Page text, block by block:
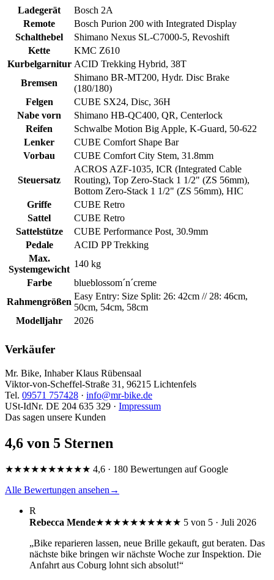
Ladegerät
Bosch 2A
Remote
Bosch Purion 200 with Integrated Display
Schalthebel
Shimano Nexus SL-C7000-5, Revoshift
Kette
KMC Z610
Kurbelgarnitur ACID Trekking Hybrid, 38T
Bremsen
Shimano BR-MT200, Hydr. Disc Brake
(180/180)
Felgen
CUBE SX24, Disc, 36H
Nabe vorn
Shimano HB-QC400, QR, Centerlock
Reifen
Schwalbe Motion Big Apple, K-Guard, 50-622
Lenker
CUBE Comfort Shape Bar
Vorbau
CUBE Comfort City Stem, 31.8mm
Steuersatz
ACROS AZF-1035, ICR (Integrated Cable
Routing), Top Zero-Stack 1 1/2" (ZS 56mm),
Bottom Zero-Stack 1 1/2" (ZS 56mm), HIC
Griffe
CUBE Retro
Sattel
CUBE Retro
Sattelstütze
CUBE Performance Post, 30.9mm
Pedale
ACID PP Trekking
Max.
Systemgewicht
140 kg
Farbe
blueblossom´n´creme
Rahmengrößen
Easy Entry: Size Split: 26: 42cm // 28: 46cm,
50cm, 54cm, 58cm
Modelljahr
2026
Verkäufer
Mr. Bike, Inhaber Klaus Rübensaal
Viktor-von-Scheffel-Straße 31, 96215 Lichtenfels
Tel. 09571 757428 · info@mr-bike.de
USt-IdNr. DE 204 635 329 · Impressum
Das sagen unsere Kunden
4,6 von 5 Sternen
★★★★★★★★★★ 4,6 · 180 Bewertungen auf Google
Alle Bewertungen ansehen→
R
Rebecca Mende★★★★★★★★★★ 5 von 5 · Juli 2026
„Bike reparieren lassen, neue Brille gekauft, gut beraten. Das
nächste bike bringen wir nächste Woche zur Inspektion. Die
Anfahrt aus Coburg lohnt sich absolut!“